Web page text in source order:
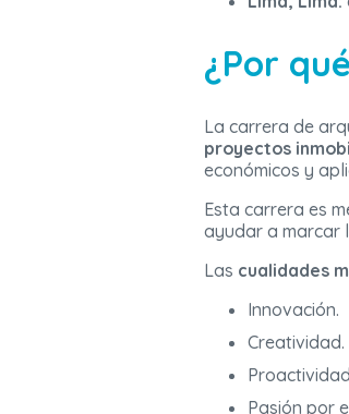
¿Por
La carrera de
proyectos
económicos y
Esta carrera es
ayudar a marcar
Las cualidades
Innovación.
Creatividad.
Pasión por